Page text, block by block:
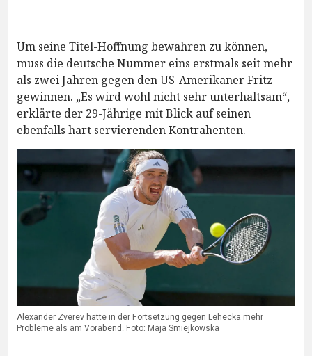
Um seine Titel-Hoffnung bewahren zu können,
muss die deutsche Nummer eins erstmals seit mehr
als zwei Jahren gegen den US-Amerikaner Fritz
gewinnen. „Es wird wohl nicht sehr unterhaltsam“,
erklärte der 29-Jährige mit Blick auf seinen
ebenfalls hart servierenden Kontrahenten.
Alexander Zverev hatte in der Fortsetzung gegen Lehecka mehr
Probleme als am Vorabend. Foto: Maja Smiejkowska